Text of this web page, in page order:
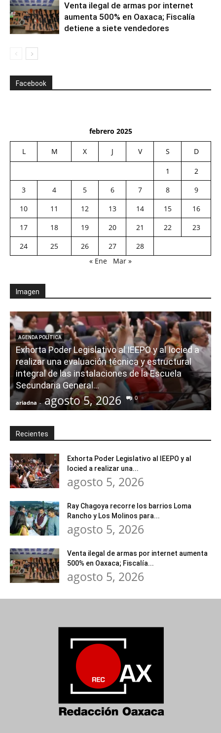
Venta ilegal de armas por internet
aumenta 500% en Oaxaca; Fiscalía
detiene a siete vendedores
Facebook
febrero 2025
L M X J V S D
1
2
3
4 5 6 7 8
9
10
11 12 13 14 15
16
17
18 19 20 21 22
23
24
25 26 27
28
« Ene
Mar »
Imagen
AGENDA POLÍTICA
Exhorta Poder Legislativo al IEEPO y al Iocied a
realizar una evaluación técnica y estructural
integral de las instalaciones de la Escuela
Secundaria General...
ariadna - agosto 5, 2026 0
Recientes
Exhorta Poder Legislativo al IEEPO y al
Iocied a realizar una...
agosto 5, 2026
Ray Chagoya recorre los barrios Loma
Rancho y Los Molinos para...
agosto 5, 2026
Venta ilegal de armas por internet aumenta
500% en Oaxaca; Fiscalía...
agosto 5, 2026